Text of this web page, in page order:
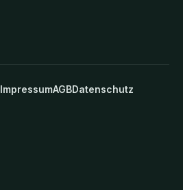
ImpressumAGBDatenschutz